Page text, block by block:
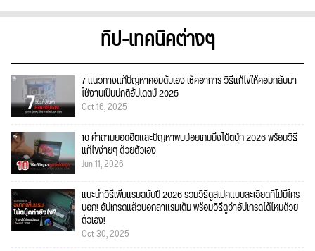
ทิป-เทคนิคต่างๆ
7 แนวทางแก้ปัญหาคอมดับเอง เช็คอาการ วิธีแก้ไขให้คอมกลับมา
ใช้งานเป็นปกติอัปเดตปี 2025
Oct 16, 2025
10 คำถามยอดฮิตและปัญหาพบบ่อยเกมมิ่งโน้ตบุ๊ก 2026 พร้อมวิธี
แก้ไขง่ายๆ ด้วยตัวเอง
Jun 11, 2026
แนะนำวิธีเพิ่มแรมฉบับปี 2026 รวมวิธีดูสเปคแบบละเอียดที่ไม่มีใคร
บอก! อัปเกรดแล้วบอกลาแรมเต็ม พร้อมวิธีดูว่าอัปเกรดได้ไหมด้วย
ตัวเอง!
Oct 30, 2025